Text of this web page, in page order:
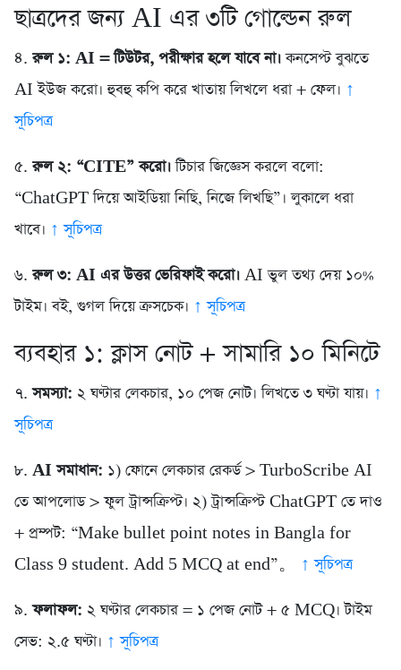
ছাত্রদের জন্য AI এর ৩টি গোল্ডেন রুল
৪. রুল ১: AI = টিউটর, পরীক্ষার হলে যাবে না।কনসেপ্ট বুঝতে
AI ইউজ করো। হুবহু কপি করে খাতায় লিখলে ধরা + ফেল। ↑
সূচিপত্র
৫. রুল ২: “CITE” করো।টিচার জিজ্ঞেস করলে বলো:
“ChatGPT দিয়ে আইডিয়া নিছি, নিজে লিখছি”। লুকালে ধরা
খাবে। ↑ সূচিপত্র
৬. রুল ৩: AI এর উত্তর ভেরিফাই করো। AI ভুল তথ্য দেয় ১০%
টাইম। বই, গুগল দিয়ে ক্রসচেক। ↑ সূচিপত্র
ব্যবহার ১: ক্লাস নোট + সামারি ১০ মিনিটে
৭.সমস্যা: ২ ঘণ্টার লেকচার, ১০ পেজ নোট। লিখতে ৩ ঘণ্টা যায়। ↑
সূচিপত্র
৮. AI সমাধান: ১) ফোনে লেকচার রেকর্ড > TurboScribe AI
তে আপলোড > ফুল ট্রান্সক্রিপ্ট। ২) ট্রান্সক্রিপ্ট ChatGPT তে দাও
+ প্রম্পট: “Make bullet point notes in Bangla for
Class 9 student. Add 5 MCQ at end”。 ↑ সূচিপত্র
৯.ফলাফল: ২ ঘণ্টার লেকচার = ১ পেজ নোট + ৫ MCQ। টাইম
সেভ: ২.৫ ঘণ্টা। ↑ সূচিপত্র